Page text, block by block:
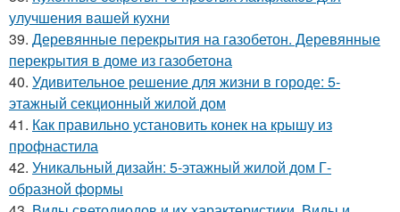
улучшения вашей кухни
39. Деревянные перекрытия на газобетон. Деревянные
перекрытия в доме из газобетона
40. Удивительное решение для жизни в городе: 5-
этажный секционный жилой дом
41. Как правильно установить конек на крышу из
профнастила
42. Уникальный дизайн: 5-этажный жилой дом Г-
образной формы